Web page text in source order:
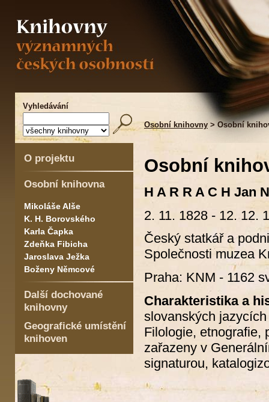
Vyhledávání
Osobní knihovny > Osobní
O projektu
Osobní knihovna
Mikoláše Alše
K. H. Borovského
Karla Čapka
Zdeňka Fibicha
Jaroslava Ježka
Boženy Němcové
Další dochované
knihovny
Geografické umístění
knihoven
Osobní
H A R R A C H Jan
2. 11. 1828 - 12. 12.
Český statkář a
Společnosti muzea
Praha: KNM - 1162
Charakteristika a
slovanských
Filologie, etnografie,
zařazeny v
signaturou,